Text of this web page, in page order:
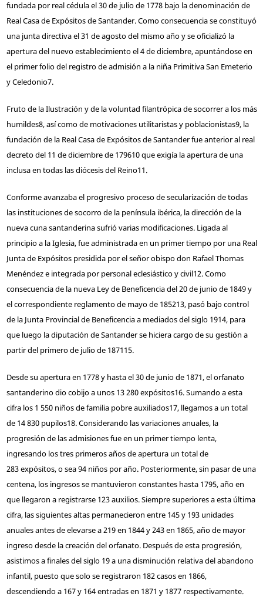
fundada por real cédula el 30 de julio de 1778 bajo la denominación de
Real Casa de Expósitos de Santander. Como consecuencia se constituyó
una junta directiva el 31 de agosto del mismo año y se oficializó la
apertura del nuevo establecimiento el 4 de diciembre, apuntándose en
el primer folio del registro de admisión a la niña Primitiva San Emeterio
y Celedonio7.
Fruto de la Ilustración y de la voluntad filantrópica de socorrer a los más
humildes8, así como de motivaciones utilitaristas y poblacionistas9, la
fundación de la Real Casa de Expósitos de Santander fue anterior al real
decreto del 11 de diciembre de 179610que exigía la apertura de una
inclusa en todas las diócesis del Reino11.
Conforme avanzaba el progresivo proceso de secularización de todas
las instituciones de socorro de la península ibérica, la dirección de la
nueva cuna santanderina sufrió varias modificaciones. Ligada al
principio a la Iglesia, fue administrada en un primer tiempo por una Real
Junta de Expósitos presidida por el señor obispo don Rafael Thomas
Menéndez e integrada por personal eclesiástico y civil12. Como
consecuencia de la nueva Ley de Beneficencia del 20 de junio de 1849 y
el correspondiente reglamento de mayo de 185213, pasó bajo control
de la Junta Provincial de Beneficencia a mediados del siglo 1914, para
que luego la diputación de Santander se hiciera cargo de su gestión a
partir del primero de julio de 187115.
Desde su apertura en 1778 y hasta el 30 de junio de 1871, el orfanato
santanderino dio cobijo a unos 13 280 expósitos16. Sumando a esta
cifra los 1 550 niños de familia pobre auxiliados17, llegamos a un total
de 14 830 pupilos18. Considerando las variaciones anuales, la
progresión de las admisiones fue en un primer tiempo lenta,
ingresando los tres primeros años de apertura un total de
283 expósitos, o sea 94 niños por año. Posteriormente, sin pasar de una
centena, los ingresos se mantuvieron constantes hasta 1795, año en
que llegaron a registrarse 123 auxilios. Siempre superiores a esta última
cifra, las siguientes altas permanecieron entre 145 y 193 unidades
anuales antes de elevarse a 219 en 1844 y 243 en 1865, año de mayor
ingreso desde la creación del orfanato. Después de esta progresión,
asistimos a finales del siglo 19 a una disminución relativa del abandono
infantil, puesto que solo se registraron 182 casos en 1866,
descendiendo a 167 y 164 entradas en 1871 y 1877 respectivamente.